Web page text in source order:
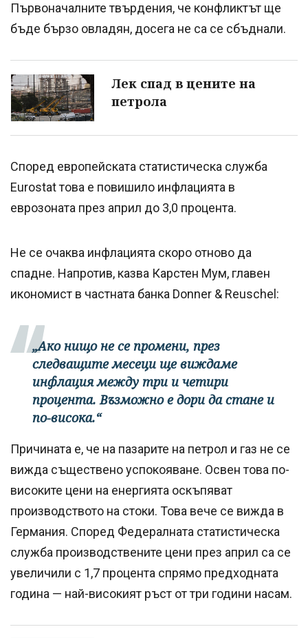
Първоначалните твърдения, че конфликтът ще
бъде бързо овладян, досега не са се сбъднали.
Лек спад в цените на
петрола
Според европейската статистическа служба
Eurostat това е повишило инфлацията в
еврозоната през април до 3,0 процента.
Не се очаква инфлацията скоро отново да
спадне. Напротив, казва Карстен Мум, главен
икономист в частната банка Donner & Reuschel:
„Ако нищо не се промени, през
следващите месеци ще виждаме
инфлация между три и четири
процента. Възможно е дори да стане и
по-висока.“
Причината е, че на пазарите на петрол и газ не се
вижда съществено успокояване. Освен това по-
високите цени на енергията оскъпяват
производството на стоки. Това вече се вижда в
Германия. Според Федералната статистическа
служба производствените цени през април са се
увеличили с 1,7 процента спрямо предходната
година — най-високият ръст от три години насам.